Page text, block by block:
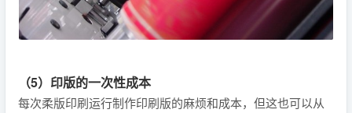
（5）印版的一次性成本
每次柔版印刷运行制作印刷版的麻烦和成本，但这也可以从